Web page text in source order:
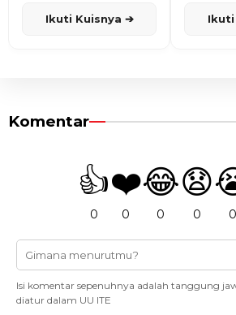
Ikuti Kuisnya ➔ Ikuti
Komentar
👍
0
❤️
0
😂
0
😧
0 0
Isi komentar sepenuhnya adalah tanggung
diatur dalam UU ITE